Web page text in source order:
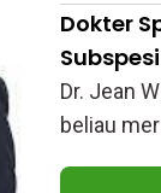
Dokter
Dr. Jean
beliau